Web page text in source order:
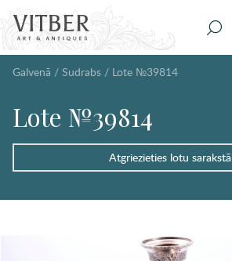
Galvenā / Sudrabs / Lote №39814
Lote №39814
Atgriezieties lotu sarakstā